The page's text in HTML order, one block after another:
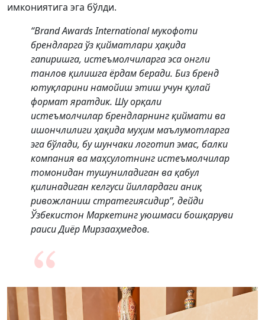
имкониятига эга бўлди.
“Brand Awards International мукофоти
брендларга ўз қийматлари ҳақида
гапиришга, истеъмолчиларга эса онгли
танлов қилишга ёрдам беради. Биз бренд
ютуқларини намойиш этиш учун қулай
формат яратдик. Шу орқали
истеъмолчилар брендларнинг қиймати ва
ишончлилиги ҳақида муҳим маълумотларга
эга бўлади, бу шунчаки логотип эмас, балки
компания ва маҳсулотнинг истеъмолчилар
томонидан тушуниладиган ва қабул
қилинадиган келгуси йиллардаги аниқ
ривожланиш стратегиясидир”, дейди
Ўзбекистон Маркетинг уюшмаси бошқаруви
раиси Диёр Мирзааҳмедов.